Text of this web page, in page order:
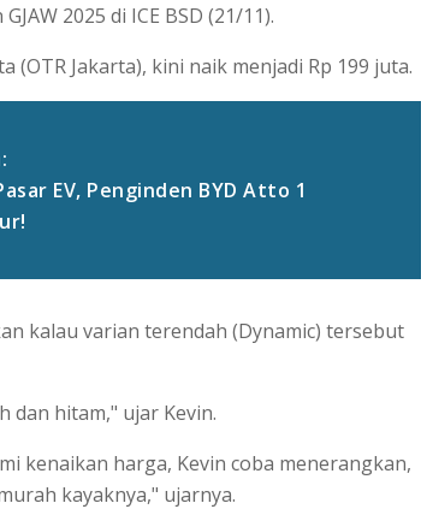
2025 di ICE BSD (21/11).
(OTR Jakarta), kini naik menjadi Rp 199 juta.
EV, Penginden BYD Atto 1
kalau varian terendah (Dynamic) tersebut
dan hitam," ujar Kevin.
kenaikan harga, Kevin coba menerangkan,
kayaknya," ujarnya.